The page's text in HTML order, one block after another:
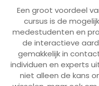
Een groot voordeel
cursus is de
medestudenten en
de interactieve aard
gemakkelijk in
individuen en experts
niet alleen de kans